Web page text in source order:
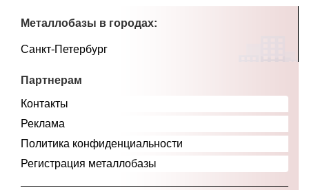
Металлобазы в городах:
Санкт-Петербург
Партнерам
Контакты
Реклама
Политика конфиденциальности
Регистрация металлобазы